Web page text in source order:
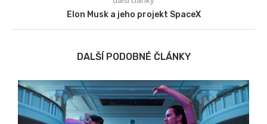
Elon Musk a jeho projekt SpaceX
DALŠÍ PODOBNÉ ČLÁNKY